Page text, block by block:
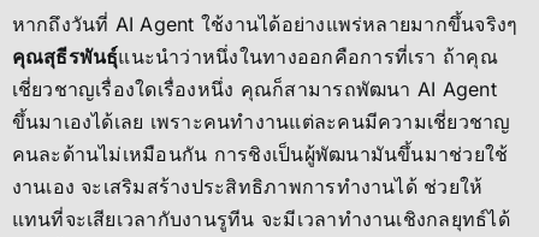
หากถึงวันที่ AI Agent ใช้งานได้อย่างแพร่หลายมากขึ้นจริงๆ
คุณสุธีรพันธุ์แนะนำว่าหนึ่งในทางออกคือการที่เรา ถ้าคุณ
เชี่ยวชาญเรื่องใดเรื่องหนึ่ง คุณก็สามารถพัฒนา AI Agent
ขึ้นมาเองได้เลย เพราะคนทำงานแต่ละคนมีความเชี่ยวชาญ
คนละด้านไม่เหมือนกัน การชิงเป็นผู้พัฒนามันขึ้นมาช่วยใช้
งานเอง จะเสริมสร้างประสิทธิภาพการทำงานได้ ช่วยให้
แทนที่จะเสียเวลากับงานรูทีน จะมีเวลาทำงานเชิงกลยุทธ์ได้